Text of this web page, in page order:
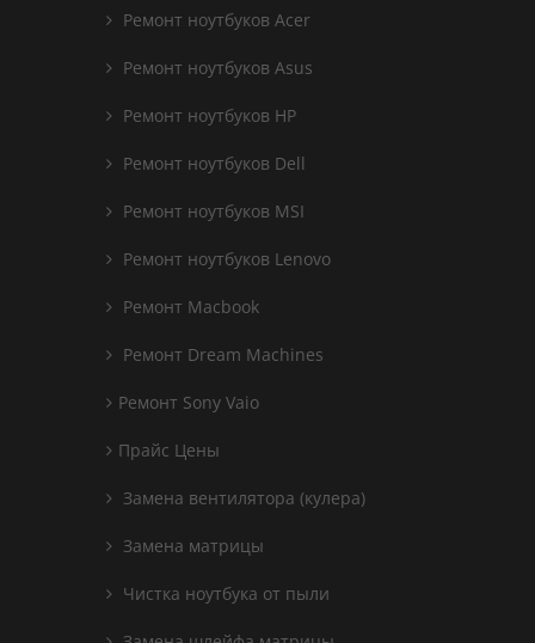
Ремонт ноутбуков Acer
Ремонт ноутбуков Asus
Ремонт ноутбуков HP
Ремонт ноутбуков Dell
Ремонт ноутбуков MSI
Ремонт ноутбуков Lenovo
Ремонт Macbook
Ремонт Dream Machines
Ремонт Sony Vaio
Прайс Цены
Замена вентилятора (кулера)
Замена матрицы
Чистка ноутбука от пыли